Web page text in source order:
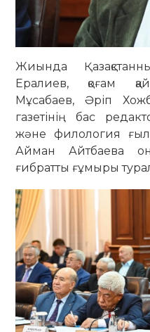
Жиында
Ералиев, қоғам
Мұсабаев, Әріп
газетінің бас
және филология
Айман Айтбаева
ғибратты ғұмыры